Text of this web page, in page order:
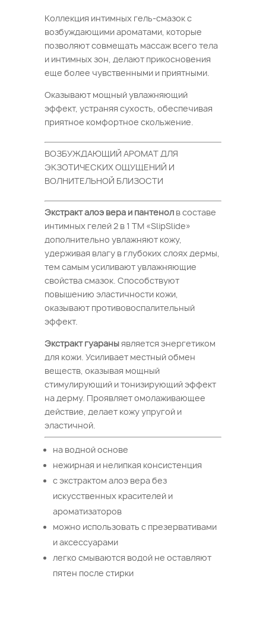
Коллекция интимных гель-смазок с
возбуждающими ароматами, которые
позволяют совмещать массаж всего тела
и интимных зон, делают прикосновения
еще более чувственными и приятными.
Оказывают мощный увлажняющий
эффект, устраняя сухость, обеспечивая
приятное комфортное скольжение.
ВОЗБУЖДАЮЩИЙ АРОМАТ ДЛЯ
ЭКЗОТИЧЕСКИХ ОЩУЩЕНИЙ И
ВОЛНИТЕЛЬНОЙ БЛИЗОСТИ
Экстракт алоэ вера и пантенолв составе
интимных гелей 2 в 1 ТМ «SlipSlide»
дополнительно увлажняют кожу,
удерживая влагу в глубоких слоях дермы,
тем самым усиливают увлажняющие
свойства смазок. Способствуют
повышению эластичности кожи,
оказывают противовоспалительный
эффект.
Экстракт гуараныявляется энергетиком
для кожи. Усиливает местный обмен
веществ, оказывая мощный
стимулирующий и тонизирующий эффект
на дерму. Проявляет омолаживающее
действие, делает кожу упругой и
эластичной.
на водной основе
нежирная и нелипкая консистенция
с экстрактом алоэ вера без
искусственных красителей и
ароматизаторов
можно использовать с презервативами
и аксессуарами
легко смываются водой не оставляют
пятен после стирки